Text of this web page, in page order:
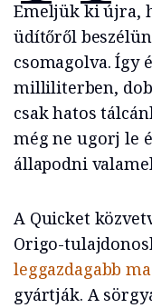
Emeljük ki újra,
üdítőről
csomagolva. Így
milliliterben,
csak hatos
még ne ugorj le
állapodni
A Quicket
Origo-
leggazdagabb
gyártják. A